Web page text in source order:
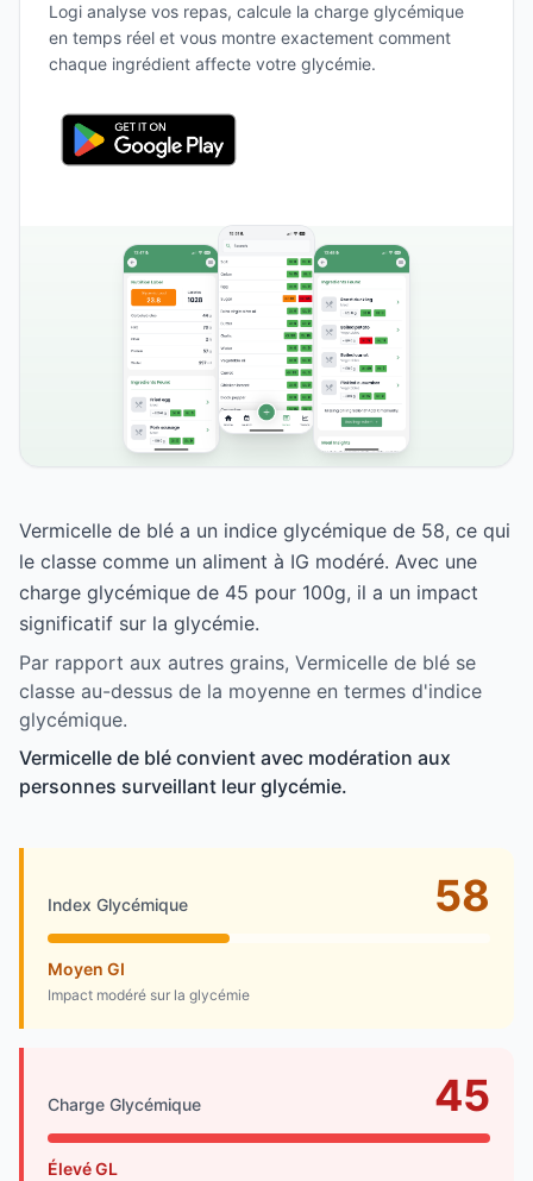
Logi analyse vos repas, calcule la charge glycémique
en temps réel et vous montre exactement comment
chaque ingrédient affecte votre glycémie.
Vermicelle de blé a un indice glycémique de 58, ce qui
le classe comme un aliment à IG modéré. Avec une
charge glycémique de 45 pour 100g, il a un impact
significatif sur la glycémie.
Par rapport aux autres grains, Vermicelle de blé se
classe au-dessus de la moyenne en termes d'indice
glycémique.
Vermicelle de blé convient avec modération aux
personnes surveillant leur glycémie.
Index Glycémique 58
Moyen GI
Impact modéré sur la glycémie
Charge Glycémique 45
Élevé GL